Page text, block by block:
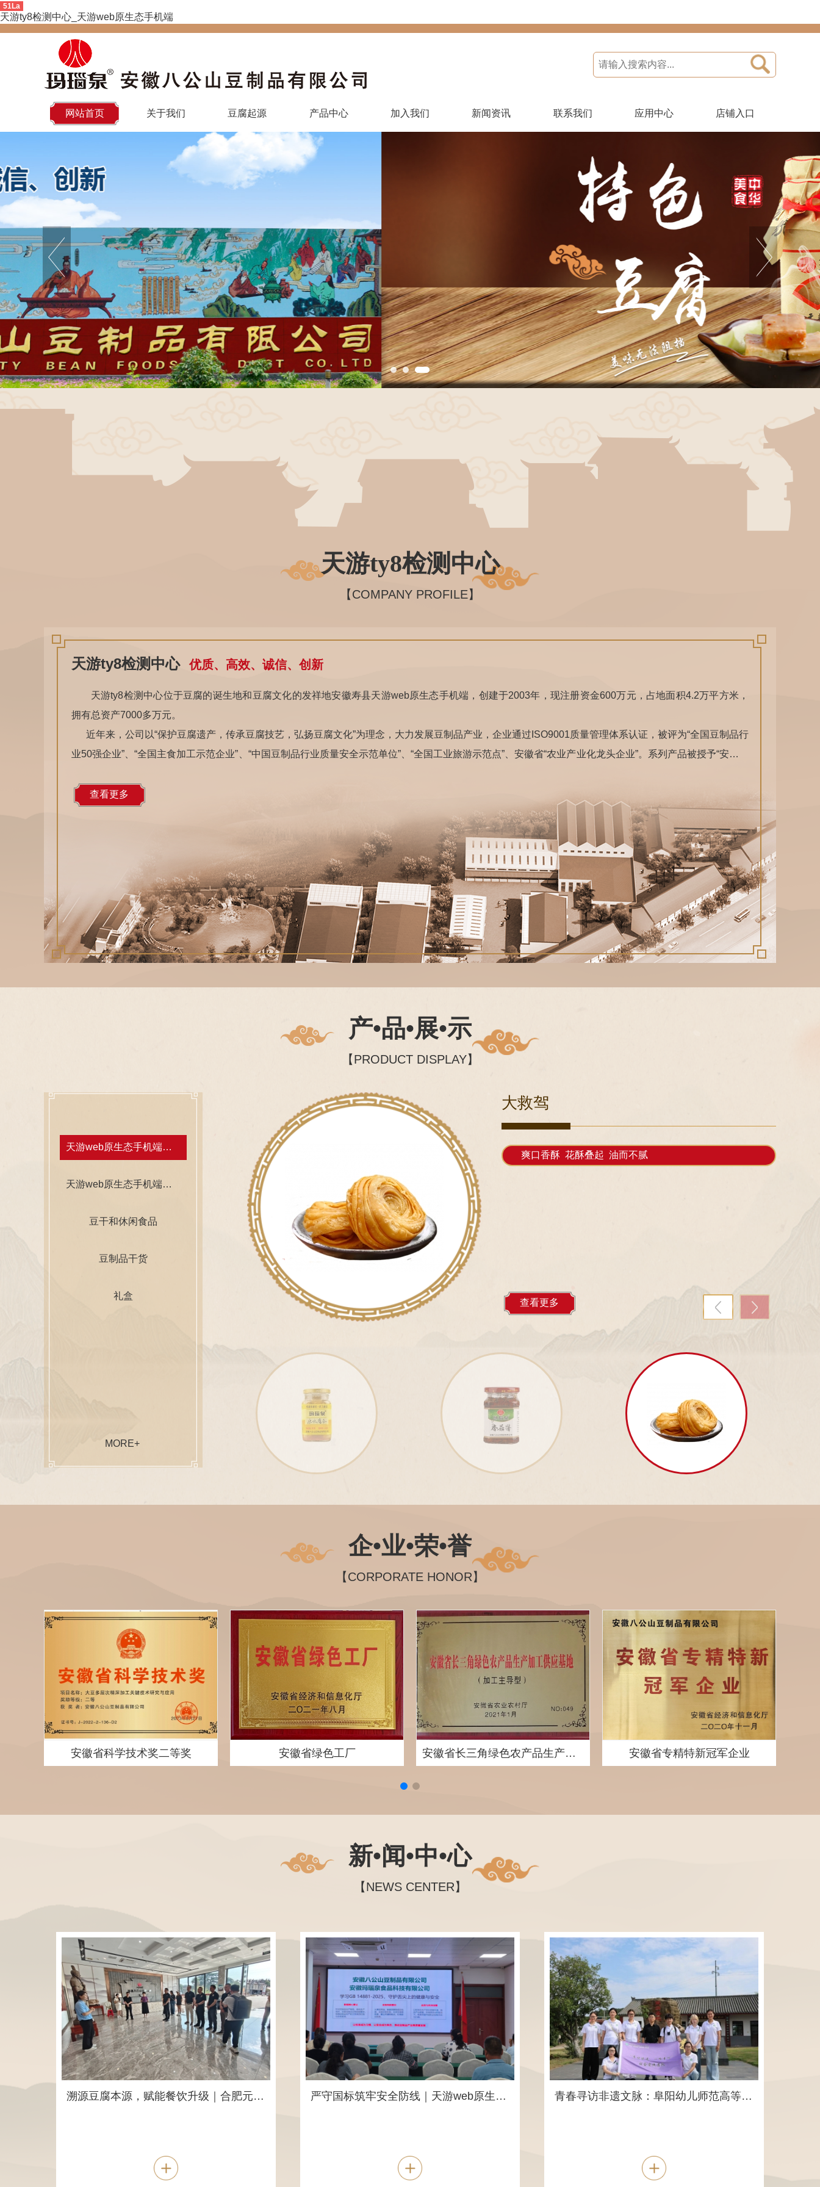
51La
天游ty8检测中心_天游web原生态手机端
网站首页 关于我们 豆腐起源 产品中心 加入我们 新闻资讯 联系我们 应用中心 店铺入口
天游ty8检测中心
【COMPANY PROFILE】
天游ty8检测中心 优质、高效、诚信、创新
天游ty8检测中心位于豆腐的诞生地和豆腐文化的发祥地安徽寿县天游web原生态手机端，创建于2003年，现注册资金600万元，占地面积4.2万平方米，
拥有总资产7000多万元。
近年来，公司以“保护豆腐遗产，传承豆腐技艺，弘扬豆腐文化”为理念，大力发展豆制品产业，企业通过ISO9001质量管理体系认证，被评为“全国豆制品行
业50强企业”、“全国主食加工示范企业”、“中国豆制品行业质量安全示范单位”、“全国工业旅游示范点”、安徽省“农业产业化龙头企业”。系列产品被授予“安徽名
其传统制作技艺入选第四批国家级非物质文化遗产代表性项目名录，我公司被文化部批准为该项目保护单位。
查看更多
产•品•展•示
【PRODUCT DISPLAY】
天游web原生态手机端腐乳
天游web原生态手机端手工酱
豆干和休闲食品
豆制品干货
礼盒
MORE+
菇酱 下饭佐餐开胃
大救驾
爽口香酥 花酥叠起 油而不腻
查看更多
企•业•荣•誉
【CORPORATE HONOR】
安徽省科学技术奖二等奖 安徽省绿色工厂 安徽省长三角绿色农产品生产加工供应基地 安徽省专精特新冠军企业
新•闻•中•心
【NEWS CENTER】
溯源豆腐本源，赋能餐饮升级｜合肥元一希尔顿酒店莅临我司天游web原生态手机端豆腐文化馆考察交流 严守国标筑牢安全防线｜天游web原生态手机端豆制品、玛瑙泉食品开展 GB 14881-2025 新标准专项培训暨考核工作 青春寻访非遗文脉：阜阳幼儿师范高等专科学校实践团队赴企调研